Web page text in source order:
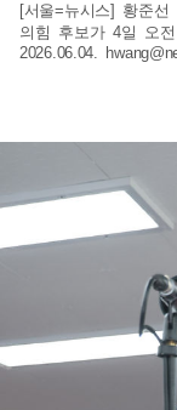
[서울=뉴시스] 황준
의힘 후보가 4일 오
2026.06.04.